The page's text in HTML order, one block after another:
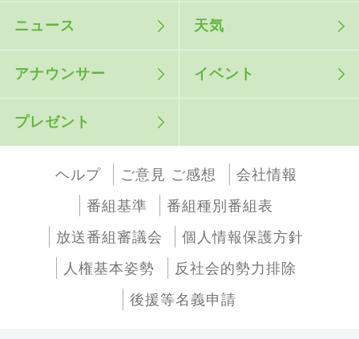
ニュース 天気
アナウンサー イベント
プレゼント
ヘルプ ご意見 ご感想
会社情報
番組基準
番組種別番組表
放送番組審議会
個人情報保護方針
人権基本姿勢
反社会的勢力排除
後援等名義申請